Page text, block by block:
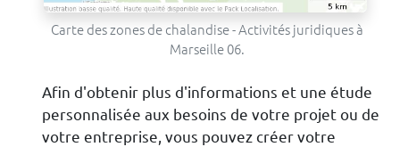
Carte des zones de chalandise - Activités juridiques à
Marseille 06.
Afin d'obtenir plus d'informations et une étude
personnalisée aux besoins de votre projet ou de
votre entreprise, vous pouvez créer votre